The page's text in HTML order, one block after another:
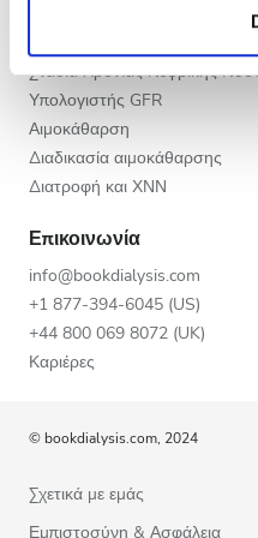
services. Read more
Νύχτα
Βαθμολογία
Καλή
Πολύ Καλή
Εξαιρετική
Χρόνια Νεφρική Νόσος - ΧΝΝ
Στάδια Χρόνιας Νεφρικής
Υπολογιστής GFR
Αιμοκάθαρση
Διαδικασία αιμοκάθαρσης
Διατροφή και ΧΝΝ
Επικοινωνία
info@bookdialysis.com
+1 877-394-6045 (US)
+44 800 069 8072 (UK)
Καριέρες
© bookdialysis.com, 2024
Σχετικά με εμάς
Εμπιστοσύνη & Ασφάλεια